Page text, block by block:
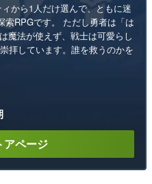
から1人だけ選んで、ともに迷
索RPGです。 ただし勇者は「は
魔法が使えず、戦士は可愛らし
拝しています。誰を救うのかを
ページ